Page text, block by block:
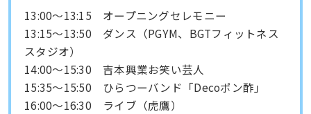
13:00〜13:15 オープニングセレモニー
13:15〜13:50 ダンス（PGYM、BGTフィットネス
スタジオ）
14:00〜15:30 吉本興業お笑い芸人
15:35〜15:50 ひらつーバンド「Decoポン酢」
16:00〜16:30 ライブ（虎鷹）